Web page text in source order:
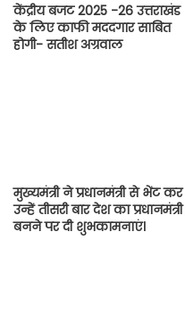
केंद्रीय बजट 2025 -26 उत्तराखंड
के लिए काफी मददगार साबित
होगी- सतीश अग्रवाल
मुख्यमंत्री ने प्रधानमंत्री से भेंट कर
उन्हें तीसरी बार देश का प्रधानमंत्री
बनने पर दी शुभकामनाएं।